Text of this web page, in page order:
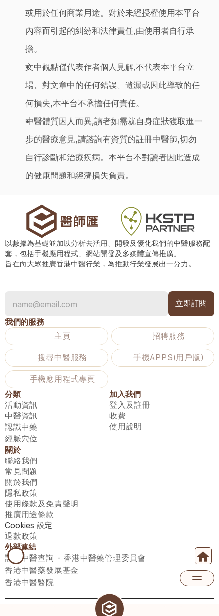
或用於任何商業用途。對於未經授權使用本平台
內容而引起的糾紛和法律責任,由使用者自行承
擔。
文中觀點僅代表作者個人見解,不代表本平台立
場。對文章中的任何錯誤、遺漏或因此導致的任
何損失,本平台不承擔任何責任。
中醫體質因人而異,讀者如需就自身症狀獲取進一
步的醫療意見,請諮詢有資質的註冊中醫師,切勿
自行診斷和治療疾病。本平台不對讀者因此造成
的健康問題和經濟損失負責。
以數據為基礎並加以分析去活用、開發及優化我們的中醫服務配
套，包括手機應用程式、網站開發及多媒體宣傳推廣。
旨在向大眾推廣香港中醫行業，為推動行業發展出一分力。
我們的服務
主頁
招聘服務
搜尋中醫服務 手機APPS(用戶版)
手機應用程式專頁
分類
活動資訊
中醫資訊
認識中藥
經脈穴位
加入我們
登入及註冊
收費
使用說明
關於
聯絡我們
常見問題
關於我們
隱私政策
使用條款及免責聲明
推廣用途條款
Cookies 設定
退款政策
外部連結
註冊中醫查詢 - 香港中醫藥管理委員會
香港中醫藥發展基金
香港中醫醫院
醫師匯有限公司 ECWAY LIMITED Copyright 2026© All rights